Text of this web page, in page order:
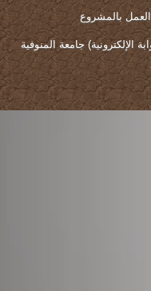
بالمشروع
جامعة المنوفية